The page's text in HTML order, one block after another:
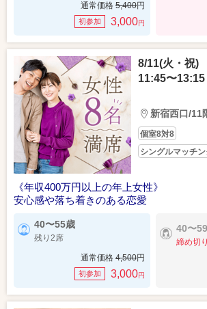
通常価格 5,400円
初参加 3,000円
8/11(火・祝)
11:45〜13:15
新宿西口/11
個室8対8
シングルマッチ
《年収400万円以上の年上女性》
安心感や落ち着きのある恋愛
40〜55歳
残り2席
通常価格 4,500円
初参加 3,000円
40〜
締め切り